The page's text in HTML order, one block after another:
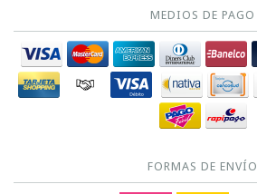
MEDIOS DE PAGO
FORMAS DE ENVÍO